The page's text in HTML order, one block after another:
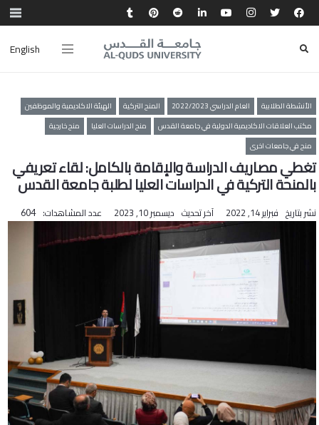
English
الأنشطة الطلابية العام الدراسي 2022/2023 المنح التركية
الهيئة الاكاديمية والموظفين
مكتب العلاقات الاكاديمية الدولية في جامعة القدس
منح الدراسات العليا
منح خارجية
منح في جامعات اخرى
تغطي مصاريف الدراسة والإقامة بالكامل: لقاء تعريفي
بالمنحة التركية في الدراسات العليا لطلبة جامعة القدس
نشر بتاريخ فبراير 14, 2022 آخر تحديث ديسمبر 10, 2023 عدد المشاهدات: 604